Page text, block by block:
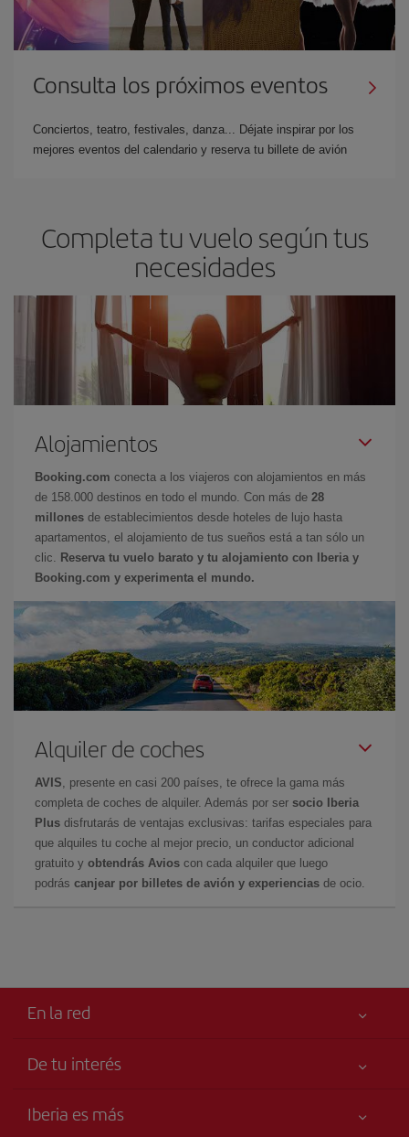
Consulta los próximos eventos
Conciertos, teatro, festivales, danza... Déjate inspirar por los
mejores eventos del calendario y reserva tu billete de avión
Completa tu vuelo según tus
necesidades
Alojamientos
Booking.com conecta a los viajeros con alojamientos en más
de 158.000 destinos en todo el mundo. Con más de 28
millones de establecimientos desde hoteles de lujo hasta
apartamentos, el alojamiento de tus sueños está a tan sólo un
clic.
Reserva tu vuelo barato y tu alojamiento con Iberia y
Booking.com y experimenta el mundo.
Alquiler de coches
AVIS , presente en casi 200 países, te ofrece la gama más
completa de coches de alquiler. Además por ser socio Iberia
Plus disfrutarás de ventajas exclusivas: tarifas especiales para
que alquiles tu coche al mejor precio, un conductor adicional
gratuito y obtendrás Avios con cada alquiler que luego
podrás canjear por billetes de avión y experiencias de ocio.
En la red
De tu interés
Accesibilidad
Iberia es más